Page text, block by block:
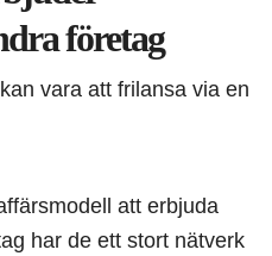
företag
vara att frilansa via en
att erbjuda
har de ett stort nätverk